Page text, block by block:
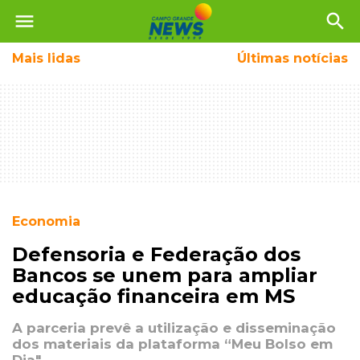
menu search
Mais lidas Últimas notícias
Economia
Defensoria e Federação dos
Bancos se unem para ampliar
educação financeira em MS
A parceria prevê a utilização e disseminação
dos materiais da plataforma “Meu Bolso em